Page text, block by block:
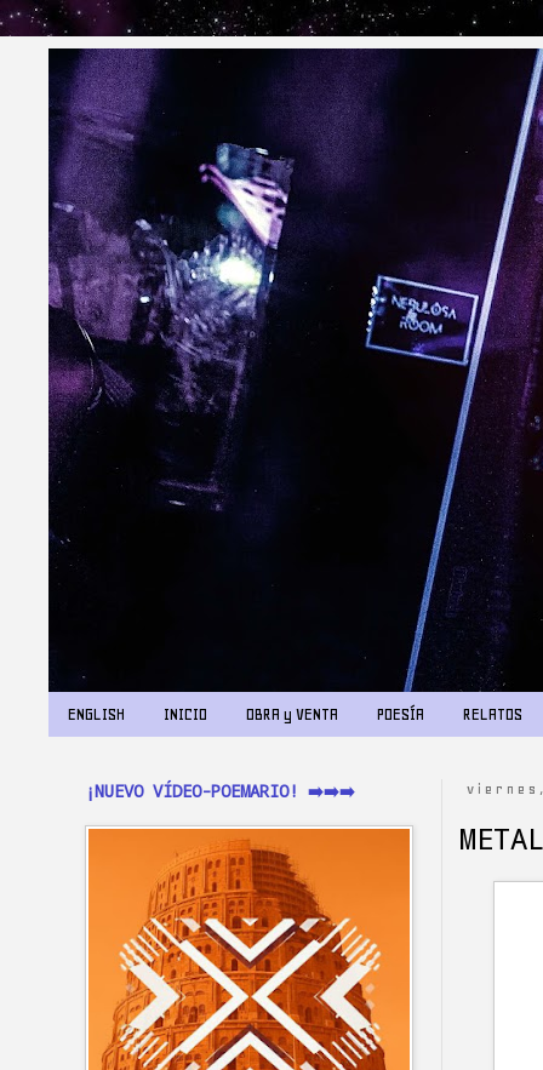
ENGLISH INICIO OBRA y VENTA POESÍA RELATOS
¡NUEVO VÍDEO-POEMARIO! ➡️➡️➡️